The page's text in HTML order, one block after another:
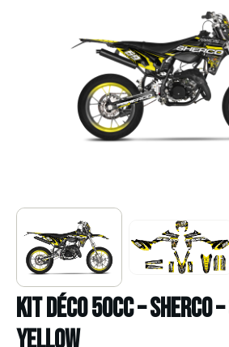
Kit déco 50cc – SHERCO –